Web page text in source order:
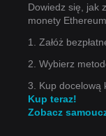
Dowiedz się, jak
monety
1. Załóż
2. Wybierz
3. Kup docelową
Kup teraz!
Zobacz